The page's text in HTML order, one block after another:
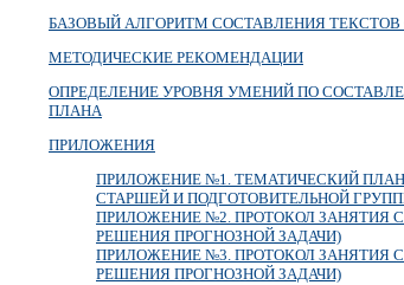
БАЗОВЫЙ АЛГОРИТМ СОСТАВЛЕНИЯ
МЕТОДИЧЕСКИЕ РЕКОМЕНДАЦИИ
ОПРЕДЕЛЕНИЕ УРОВНЯ УМЕНИЙ ПО
ПЛАНА
ПРИЛОЖЕНИЯ
ПРИЛОЖЕНИЕ №1. ТЕМАТИЧЕСКИЙ
СТАРШЕЙ И ПОДГОТОВИТЕЛЬНОЙ
ПРИЛОЖЕНИЕ №2. ПРОТОКОЛ ЗАНЯТИЯ
РЕШЕНИЯ ПРОГНОЗНОЙ ЗАДАЧИ)
ПРИЛОЖЕНИЕ №3. ПРОТОКОЛ ЗАНЯТИЯ
РЕШЕНИЯ ПРОГНОЗНОЙ ЗАДАЧИ)